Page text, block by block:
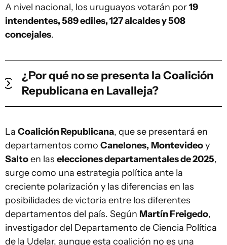
A nivel nacional, los uruguayos votarán por19
intendentes, 589 ediles, 127 alcaldes y 508
concejales.
¿Por qué no se presenta la Coalición
Republicana en Lavalleja?
La Coalición Republicana, que se presentará en
departamentos como Canelones, Montevideoy
Saltoen las elecciones departamentales de 2025,
surge como una estrategia política ante la
creciente polarización y las diferencias en las
posibilidades de victoria entre los diferentes
departamentos del país. Según Martín Freigedo,
investigador del Departamento de Ciencia Política
de la Udelar, aunque esta coalición no es una